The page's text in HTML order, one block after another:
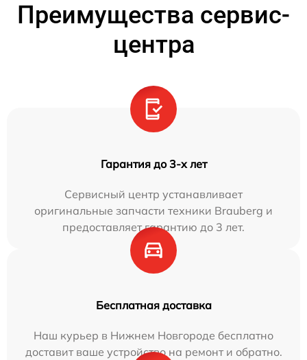
Преимущества сервис-
центра
Гарантия до 3-х лет
Сервисный центр устанавливает
оригинальные запчасти техники Brauberg и
предоставляет гарантию до 3 лет.
Бесплатная доставка
Наш курьер в Нижнем Новгороде бесплатно
доставит ваше устройство на ремонт и обратно.